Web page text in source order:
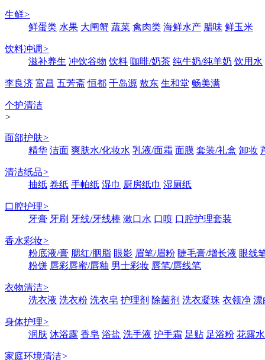
生鲜>
鲜蛋类 水果 大闸蟹 蔬菜 禽肉类 海鲜水产 腊味 鲜玉米
饮料冲调>
滋补养生 冲饮谷物 饮料 咖啡/奶茶 纯牛奶/纯羊奶 饮用水
李良济 富昌 五芳斋 恒都 千岛源 敖东 生和堂 畅美满
个护清洁
>
面部护肤>
精华 洁面 爽肤水/化妆水 乳液/面霜 面膜 套装/礼盒 卸妆
清洁纸品>
抽纸 卷纸 手帕纸 湿巾 厨房纸巾 湿厕纸
口腔护理>
牙膏 牙刷 牙线/牙线棒 漱口水 口喷 口腔护理套装
香水彩妆>
粉底液/膏 腮红/胭脂 眼影 眉笔/眉粉 睫毛膏/增长液 眼线
粉饼 唇彩唇蜜/唇釉 男士彩妆 唇笔/唇线笔
衣物清洁>
洗衣液 洗衣粉 洗衣皂 护理剂 除菌剂 洗衣凝珠 衣领净 漂
身体护理>
润肤 沐浴露 香皂 浴盐 洗手液 护手霜 足贴 足浴粉 花露水
家庭环境清洁>